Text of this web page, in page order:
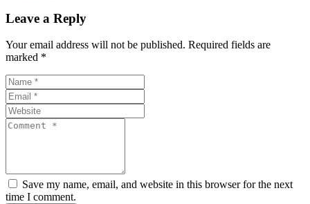
Leave a Reply
Your email address will not be published. Required fields are
marked *
Save my name, email, and website in this browser for the next
time I comment.